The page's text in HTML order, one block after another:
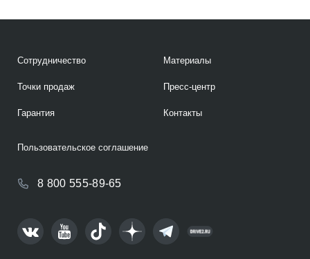
Сотрудничество
Точки продаж
Гарантия
Материалы
Пресс-центр
Контакты
8 800 555-89-65
Пользовательское соглашение